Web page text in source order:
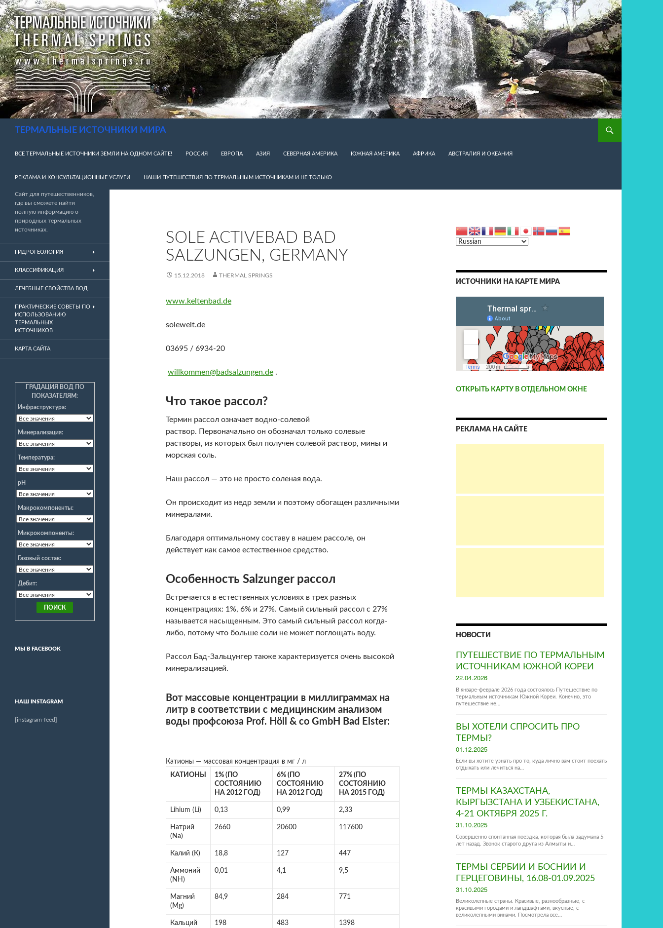
Перейти
к
содержимому
ТЕРМАЛЬНЫЕ ИСТОЧНИКИ МИРА
ВСЕ ТЕРМАЛЬНЫЕ ИСТОЧНИКИ ЗЕМЛИ НА ОДНОМ САЙТЕ! РОССИЯ ЕВРОПА АЗИЯ СЕВЕРНАЯ АМЕРИКА ЮЖНАЯ АМЕРИКА АФРИКА АВСТРАЛИЯ И ОКЕАНИЯ
РЕКЛАМА И КОНСУЛЬТАЦИОННЫЕ УСЛУГИ НАШИ ПУТЕШЕСТВИЯ ПО ТЕРМАЛЬНЫМ ИСТОЧНИКАМ И НЕ ТОЛЬКО
SOLE ACTIVEBAD BAD
SALZUNGEN, GERMANY
15.12.2018 THERMAL SPRINGS
www.keltenbad.de
solewelt.de
03695 / 6934-20
willkommen@badsalzungen.de .
Что такое рассол?
Термин рассол означает водно-солевой
раствор. Первоначально он обозначал только солевые
растворы, из которых был получен солевой раствор, мины и
морская соль.
Наш рассол — это не просто соленая вода.
Он происходит из недр земли и поэтому обогащен различными
минералами.
Благодаря оптимальному составу в нашем рассоле, он
действует как самое естественное средство.
Особенность Salzunger рассол
Встречается в естественных условиях в трех разных
концентрациях: 1%, 6% и 27%. Самый сильный рассол с 27%
называется насыщенным. Это самый сильный рассол когда-
либо, потому что больше соли не может поглощать воду.
Рассол Бад-Зальцунгер также характеризуется очень высокой
минерализацией.
Вот массовые концентрации в миллиграммах на
литр в соответствии с медицинским анализом
воды профсоюза Prof. Höll & co GmbH Bad Elster:
Катионы — массовая концентрация в мг / л
КАТИОНЫ
1% (ПО
СОСТОЯНИЮ
НА 2012 ГОД)
6% (ПО
СОСТОЯНИЮ
НА 2012 ГОД)
27% (ПО
СОСТОЯНИЮ
НА 2015 ГОД)
Lihium (Li) 0,13 0,99 2,33
Натрий
(Na)
2660 20600 117600
Калий (К) 18,8 127 447
Аммоний
(NH)
0,01 4,1 9,5
Магний
(Mg)
84,9 284 771
Кальций
198 483 1398
ИСТОЧНИКИ НА КАРТЕ МИРА
ОТКРЫТЬ КАРТУ В ОТДЕЛЬНОМ ОКНЕ
РЕКЛАМА НА САЙТЕ
НОВОСТИ
ПУТЕШЕСТВИЕ ПО ТЕРМАЛЬНЫМ
ИСТОЧНИКАМ ЮЖНОЙ КОРЕИ
Posted
on
22.04.2026
В январе-феврале 2026 года состоялось Путешествие по
термальным источникам Южной Кореи. Конечно, это
путешествие не…
ВЫ ХОТЕЛИ СПРОСИТЬ ПРО
ТЕРМЫ?
Posted
on
01.12.2025
Если вы хотите узнать про то, куда лично вам стоит поехать
отдыхать или лечиться на…
ТЕРМЫ КАЗАХСТАНА,
КЫРГЫЗСТАНА И УЗБЕКИСТАНА,
4-21 ОКТЯБРЯ 2025 Г.
Posted
on
31.10.2025
Совершенно спонтанная поездка, которая была задумана 5
лет назад. Звонок старого друга из Алмыты и…
ТЕРМЫ СЕРБИИ И БОСНИИ И
ГЕРЦЕГОВИНЫ, 16.08-01.09.2025
Posted
on
31.10.2025
Великолепные страны. Красивые, разнообразные, с
красивыми городами и ландшафтами, вкусные, с
великолепными винами. Посмотрела все…
Сайт для путешественников,
где вы сможете найти
полную информацию о
природных термальных
источниках.
ГИДРОГЕОЛОГИЯ
КЛАССИФИКАЦИЯ
ЛЕЧЕБНЫЕ СВОЙСТВА ВОД
ПРАКТИЧЕСКИЕ СОВЕТЫ ПО
ИСПОЛЬЗОВАНИЮ
ТЕРМАЛЬНЫХ
ИСТОЧНИКОВ
КАРТА САЙТА
ГРАДАЦИЯ ВОД ПО
ПОКАЗАТЕЛЯМ:
Инфраструктура:
Минерализация:
Температура:
pH
Макрокомпоненты:
Микрокомпоненты:
Газовый состав:
Дебит:
МЫ В FACEBOOK
НАШ INSTAGRAM
[instagram-feed]